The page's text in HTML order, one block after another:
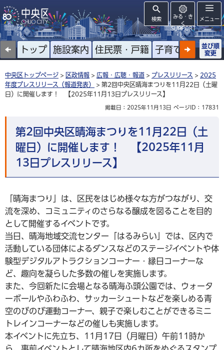
検索
みる・き
く
SUPPORT
メニュー
トップ 施設案内 住民票・戸籍 子育て 高齢者
並び順
変更
中央区トップページ > 区政情報 > 広報・広聴・報道 > プレスリリース > 2025
年度プレスリリース（報道発表）
> 第2回中央区晴海まつりを11月22日（土曜
日）に開催します！ 【2025年11月13日プレスリリース】
掲載日：2025年11月13日 ページID：17831
第2回中央区晴海まつりを11月22日（土
曜日）に開催します！ 【2025年11月
13日プレスリリース】
「晴海まつり」は、区民をはじめ様々な方がつながり、交
流を深め、コミュニティのさらなる醸成を図ることを目的
として開催するイベントです。
当日、晴海地域交流センター「はるみらい」では、区内で
活動している団体によるダンスなどのステージイベントや体
験型デジタルアトラクションコーナー・縁日コーナーな
ど、趣向を凝らした多数の催しを実施します。
また、今回新たに会場となる晴海ふ頭公園では、ウォータ
ーボールやふわふわ、サッカーシュートなどを楽しめる青
空のびのび運動コーナー、親子で楽しむことができるミニ
トレインコーナーなどの催しも実施します。
本イベントに先立ち、11月17日（月曜日）午前11時か